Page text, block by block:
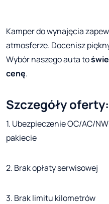
Kamper do wynajęcia
atmosferze. Docenisz
Wybór naszego auta to
cenę.
Szczegóły oferty:
1. Ubezpieczenie OC/AC/
pakiecie
2. Brak opłaty serwisowej
3. Brak limitu kilometrów